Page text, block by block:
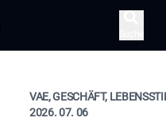
VAE, GESCHÄFT,
2026. 07. 06